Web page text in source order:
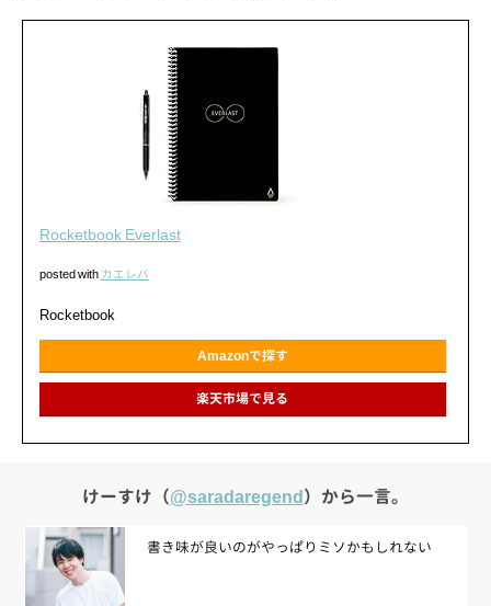
Rocketbook Everlast
posted with カエレバ
Rocketbook
Amazonで探す
楽天市場で見る
けーすけ（@saradaregend）から一言。
書き味が良いのがやっぱりミソかもしれない